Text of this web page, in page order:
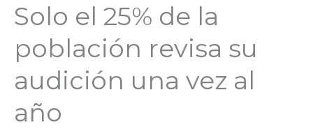
Solo el 25% de la
población revisa su
audición una vez al
año